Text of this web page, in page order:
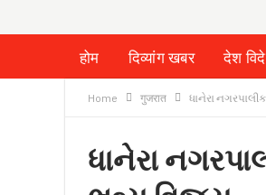
होम दिव्यांग खबर देश
क्राइम
लेख/काव्य शिक्षा
Home गुजरात ધાનેરા
ધાનેરા